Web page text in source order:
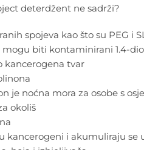
deterdžent ne sadrži?
spojeva kao što su PEG i
mogu biti kontaminirani 1.4-
kancerogena tvar
je noćna mora za osobe s
okoliš
kancerogeni i akumuliraju se